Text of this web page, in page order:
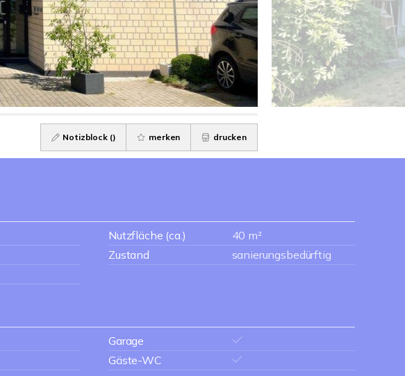
Notizblock () merken drucken
Nutzfläche (ca.)
40 m²
Zustand
sanierungsbedürftig
Garage
Gäste-WC